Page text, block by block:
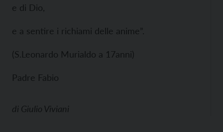
e di Dio,
e a sentire i richiami delle anime”.
(S.Leonardo Murialdo a 17anni)
Padre Fabio
di Giulio Viviani